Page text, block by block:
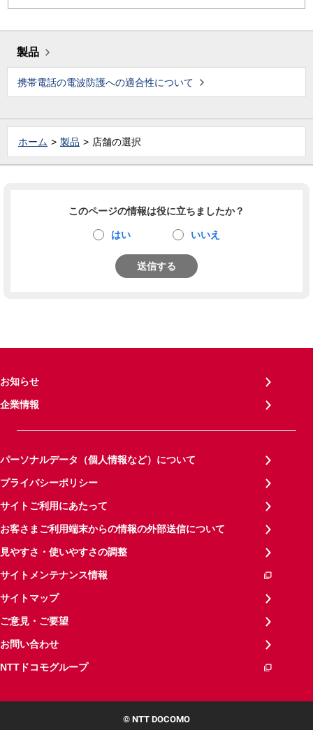
製品
携帯電話の電波防護への適合性について
ホーム 製品 店舗の選択
このページの情報は役に立ちましたか？
はい いいえ
送信する
お知らせ
企業情報
パーソナルデータ（個人情報など）について
プライバシーポリシー
サイトご利用にあたって
お客さまご利用端末からの情報の外部送信について
見やすさ・使いやすさの調整
サイトメンテナンス情報
サイトマップ
ご意見・ご要望
お問い合わせ
NTTドコモグループ
© NTT DOCOMO